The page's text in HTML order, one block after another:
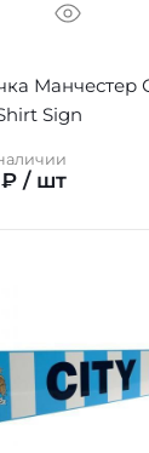
Манчестер
Sign
₽ / шт